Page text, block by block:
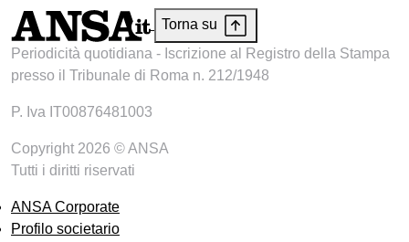
Torna su
Periodicità quotidiana - Iscrizione al Registro della Stampa
presso il Tribunale di Roma n. 212/1948
P. Iva IT00876481003
Copyright 2026 © ANSA
Tutti i diritti riservati
ANSA Corporate
Profilo societario